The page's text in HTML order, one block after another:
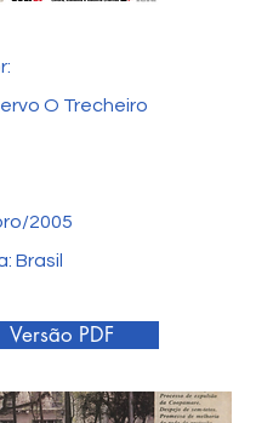
O Trecheiro
2005
Brasil
Versão PDF